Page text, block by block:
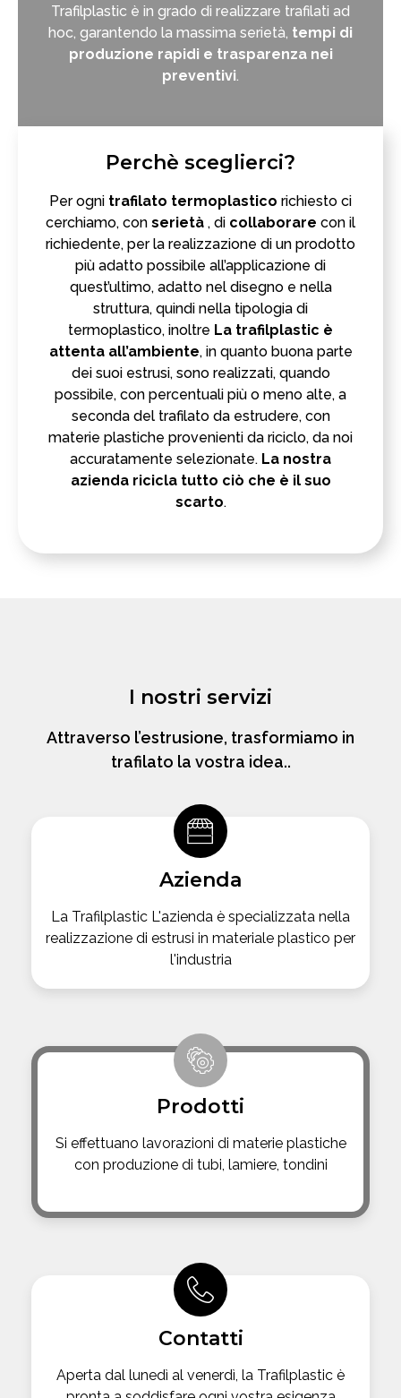
Trafilplastic è in grado di realizzare trafilati ad
hoc, garantendo la massima serietà, tempi di
produzione rapidi e trasparenza nei
preventivi.
Perchè sceglierci?
Per ogni trafilato termoplastico richiesto ci
cerchiamo, con serietà , di collaborare con il
richiedente, per la realizzazione di un prodotto
più adatto possibile all’applicazione di
quest’ultimo, adatto nel disegno e nella
struttura, quindi nella tipologia di
termoplastico, inoltre La trafilplastic è
attenta all’ambiente, in quanto buona parte
dei suoi estrusi, sono realizzati, quando
possibile, con percentuali più o meno alte, a
seconda del trafilato da estrudere, con
materie plastiche provenienti da riciclo, da noi
accuratamente selezionate. La nostra
azienda ricicla tutto ciò che è il suo
scarto.
I nostri servizi
Attraverso l’estrusione, trasformiamo in
trafilato la vostra idea..
Azienda
La Trafilplastic L'azienda è specializzata nella
realizzazione di estrusi in materiale plastico per
l'industria
Prodotti
Si effettuano lavorazioni di materie plastiche
con produzione di tubi, lamiere, tondini
Contatti
Aperta dal lunedì al venerdì, la Trafilplastic è